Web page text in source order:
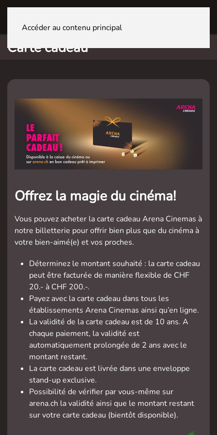
Accéder au contenu principal
Carte cadeau
Offrez la magie du cinéma!
Vous pouvez acheter la carte cadeau Arena Cinemas à
notre billetterie pour offrir bien plus que du cinéma à
votre bien-aimé(e) et vos proches.
Déterminez le montant souhaité : la carte cadeau
peut être facturée de manière flexible de CHF
20.- à CHF 200.-.
Payez avec la carte cadeau dans tous les
établissements Arena Cinemas ainsi qu’en ligne.
La validité de la carte cadeau est de 10 ans. A
chaque paiement, la validité est
automatiquement prolongée de 2 ans avec le
montant restant.
La carte cadeau est livrée dans une enveloppe
stand-up exclusive.
Possibilité de vérifier par vous-même sur
arena.ch la validité ainsi que le montant restant
sur votre carte cadeau (bientôt disponible).